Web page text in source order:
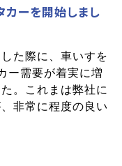
ーを開始しまし
た際に、車いすを
ー需要が着実に増
。これまは弊社に
非常に程度の良い